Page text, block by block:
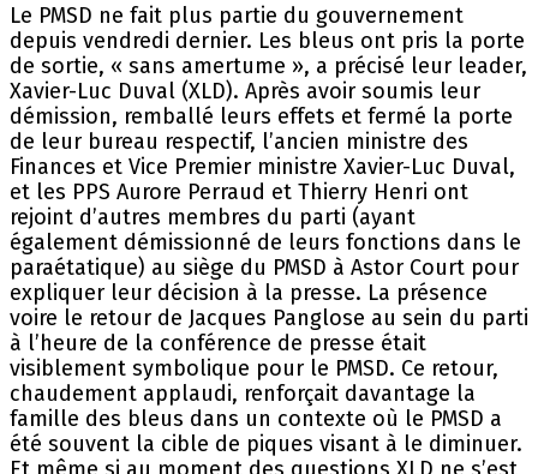
Le PMSD ne fait plus partie du gouvernement
depuis vendredi dernier. Les bleus ont pris la porte
de sortie, « sans amertume », a précisé leur leader,
Xavier-Luc Duval (XLD). Après avoir soumis leur
démission, remballé leurs effets et fermé la porte
de leur bureau respectif, l’ancien ministre des
Finances et Vice Premier ministre Xavier-Luc Duval,
et les PPS Aurore Perraud et Thierry Henri ont
rejoint d’autres membres du parti (ayant
également démissionné de leurs fonctions dans le
paraétatique) au siège du PMSD à Astor Court pour
expliquer leur décision à la presse. La présence
voire le retour de Jacques Panglose au sein du parti
à l’heure de la conférence de presse était
visiblement symbolique pour le PMSD. Ce retour,
chaudement applaudi, renforçait davantage la
famille des bleus dans un contexte où le PMSD a
été souvent la cible de piques visant à le diminuer.
Et même si au moment des questions XLD ne s’est